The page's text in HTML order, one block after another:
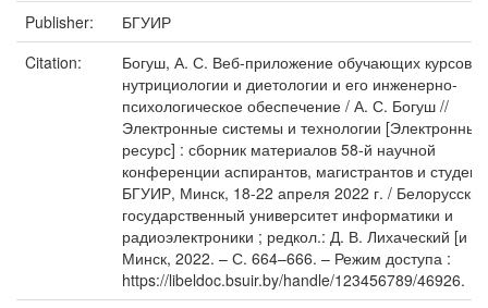
Publisher:
БГУИР
Citation:
Богуш, А. С. Веб-приложение обучающих курсов
нутрициологии и диетологии и его инженерно-
психологическое обеспечение / А. С. Богуш //
Электронные системы и технологии [Электронный
ресурс] : сборник материалов 58-й научной
конференции аспирантов, магистрантов и
БГУИР, Минск, 18-22 апреля 2022 г. / Белорусский
государственный университет информатики и
радиоэлектроники ; редкол.: Д. В. Лихаческий [и
Минск, 2022. – С. 664–666. – Режим доступа :
https://libeldoc.bsuir.by/handle/123456789/46926.